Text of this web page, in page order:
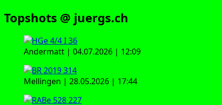
Topshots @ juergs.ch
Andermatt | 04.07.2026 | 12:09
Mellingen | 28.05.2026 | 17:44